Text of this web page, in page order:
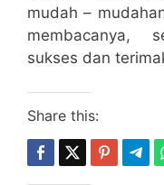
mudah –
membacanya,
sukses dan
Share this: